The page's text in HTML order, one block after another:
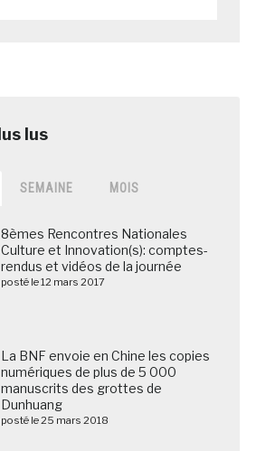
SEMAINE MOIS
8èmes Rencontres Nationales
Culture et Innovation(s): comptes-
rendus et vidéos de la journée
posté le 12 mars 2017
La BNF envoie en Chine les copies
numériques de plus de 5 000
manuscrits des grottes de
Dunhuang
posté le 25 mars 2018